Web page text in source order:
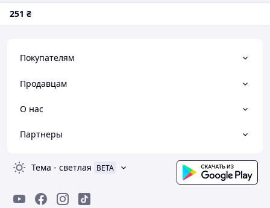
251 ₴
Покупателям
Продавцам
О нас
Партнеры
Тема - светлая BETA